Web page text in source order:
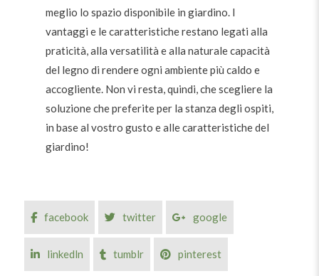
meglio lo spazio disponibile in giardino. I
vantaggi e le caratteristiche restano legati alla
praticità, alla versatilità e alla naturale capacità
del legno di rendere ogni ambiente più caldo e
accogliente. Non vi resta, quindi, che scegliere la
soluzione che preferite per la stanza degli ospiti,
in base al vostro gusto e alle caratteristiche del
giardino!
facebook twitter google
linkedln tumblr pinterest